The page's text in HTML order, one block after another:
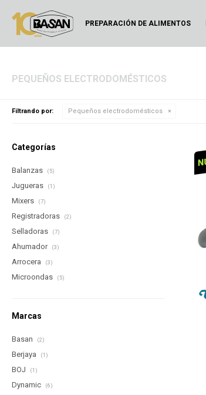
PREPARACIÓN DE ALIMENTOS
PEQUEÑOS ELECTRODOMÉSTICOS
Filtrando por: Pequeños electrodomésticos
Categorías
Balanzas (5)
Jugueras (1)
Mixers (7)
Registradoras (2)
Selladoras (7)
Ahumador (3)
Arrocera (3)
Microondas (5)
Marcas
Basan (2)
Berjaya (1)
BOJ (1)
Dynamic (6)